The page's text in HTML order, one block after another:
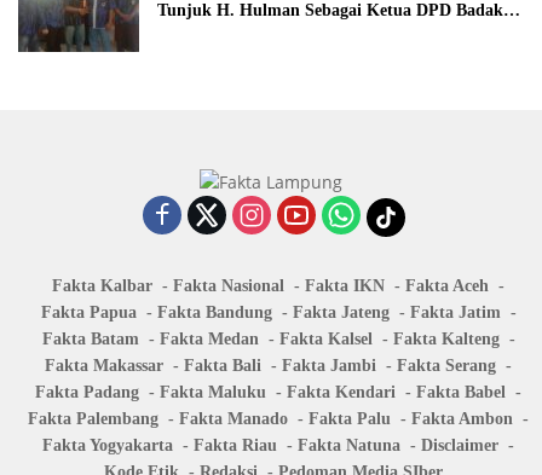
Tunjuk H. Hulman Sebagai Ketua DPD Badak
Fakta Kalbar Fakta Nasional Fakta IKN
Fakta Aceh
Fakta Papua
Fakta Bandung Fakta Jateng
Fakta Jatim
Fakta Batam
Fakta Medan Fakta Kalsel
Fakta Kalteng
Fakta Makassar
Fakta Bali Fakta Jambi
Fakta Serang
Fakta Padang
Fakta Maluku Fakta Kendari
Fakta Babel
Fakta Palembang
Fakta Manado Fakta Palu
Fakta Ambon
Fakta Yogyakarta
Fakta Riau Fakta Natuna
Disclaimer